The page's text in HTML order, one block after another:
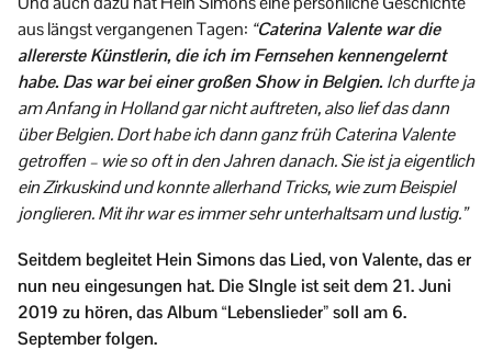
aus längst vergangenen Tagen: “Caterina Valente war die
allererste Künstlerin, die ich im Fernsehen kennengelernt
habe. Das war bei einer großen Show in Belgien.Ich durfte ja
am Anfang in Holland gar nicht auftreten, also lief das dann
über Belgien. Dort habe ich dann ganz früh Caterina Valente
getroffen – wie so oft in den Jahren danach. Sie ist ja eigentlich
ein Zirkuskind und konnte allerhand Tricks, wie zum Beispiel
jonglieren. Mit ihr war es immer sehr unterhaltsam und lustig.”
Seitdem begleitet Hein Simons das Lied, von Valente, das er
nun neu eingesungen hat. Die SIngle ist seit dem 21. Juni
2019 zu hören, das Album “Lebenslieder” soll am 6.
September folgen.